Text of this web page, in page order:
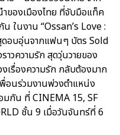
ของเมืองไทย ที่จับมือแท็ค
นงาน “Ossan’s Love :
ดอบอุ่นจากแฟนๆ บัตร Sold
าวความรัก สุดวุ่นวายของ
เรื่องความรัก กลับต้องมาก
พื่อนร่วมงานพ่วงตำแหน่ง
มกัน ที่ CINEMA 15, SF
ชั้น 9 เมื่อวันจันทร์ที่ 6